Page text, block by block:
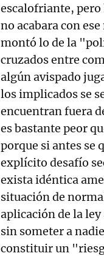
escalofriante, pero
no acabara con
montó lo de la
cruzados entre
algún avispado
los implicados se
encuentran fuera
es bastante peor
porque si antes se
explícito desafío
exista idéntica
situación de
aplicación de la
sin someter a
constituir un